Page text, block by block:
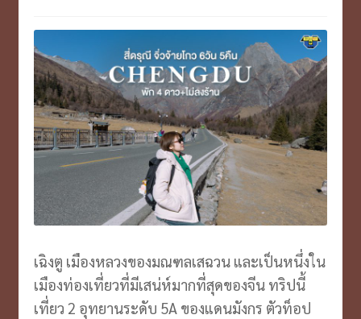
เฉิงตู เมืองหลวงของมณฑลเสฉวน และเป็นหนึ่งใน
เมืองท่องเที่ยวที่มีเสน่ห์มากที่สุดของจีน ทริปนี้
เที่ยว 2 อุทยานระดับ 5A ของแดนมังกร ตัวท็อป